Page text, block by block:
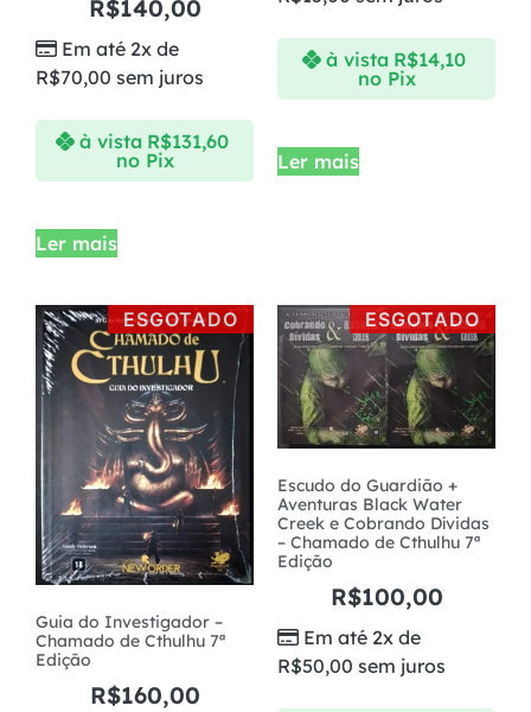
R$140,00
Em até 2x de
R$70,00 sem juros
à vista R$131,60
no Pix
Ler mais
à vista R$14,10
no Pix
Ler mais
ESGOTADO
Guia do Investigador –
Chamado de Cthulhu 7ª
Edição
R$160,00
ESGOTADO
Escudo do Guardião +
Aventuras Black Water
Creek e Cobrando Dívidas
– Chamado de Cthulhu 7ª
Edição
R$100,00
Em até 2x de
R$50,00 sem juros